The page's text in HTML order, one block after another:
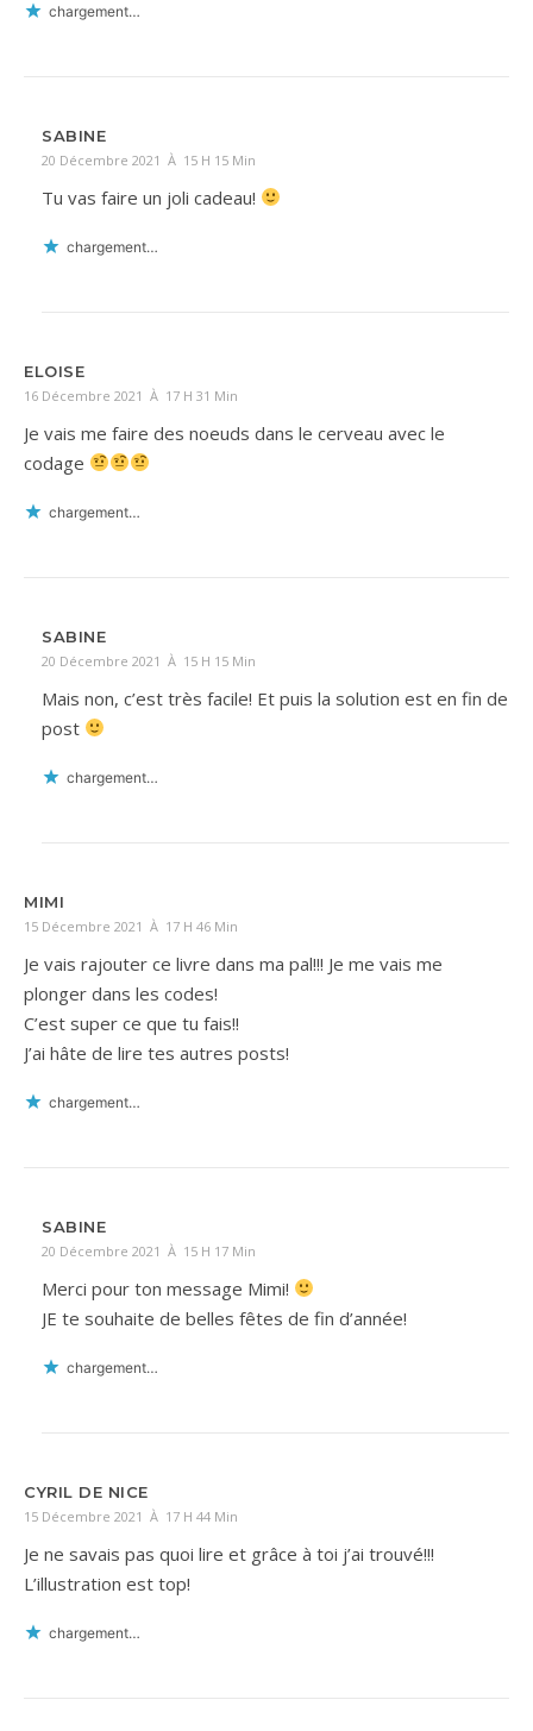
chargement…
SABINE
20 Décembre 2021 À 15 H 15 Min
Tu vas faire un joli cadeau!
chargement…
ELOISE
16 Décembre 2021 À 17 H 31 Min
Je vais me faire des noeuds dans le cerveau avec le
codage
chargement…
SABINE
20 Décembre 2021 À 15 H 15 Min
Mais non, c’est très facile! Et puis la solution est en fin de
post
chargement…
MIMI
15 Décembre 2021 À 17 H 46 Min
Je vais rajouter ce livre dans ma pal!!! Je me vais me
plonger dans les codes!
C’est super ce que tu fais!!
J’ai hâte de lire tes autres posts!
chargement…
SABINE
20 Décembre 2021 À 15 H 17 Min
Merci pour ton message Mimi!
JE te souhaite de belles fêtes de fin d’année!
chargement…
CYRIL DE NICE
15 Décembre 2021 À 17 H 44 Min
Je ne savais pas quoi lire et grâce à toi j’ai trouvé!!!
L’illustration est top!
chargement…